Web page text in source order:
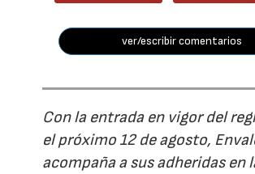
ver/escribir comentarios
Con la entrada en vigor del
el próximo 12 de agosto,
acompaña a sus adheridas en